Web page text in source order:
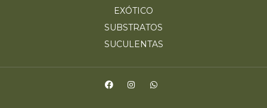
EXÓTICO
SUBSTRATOS
SUCULENTAS